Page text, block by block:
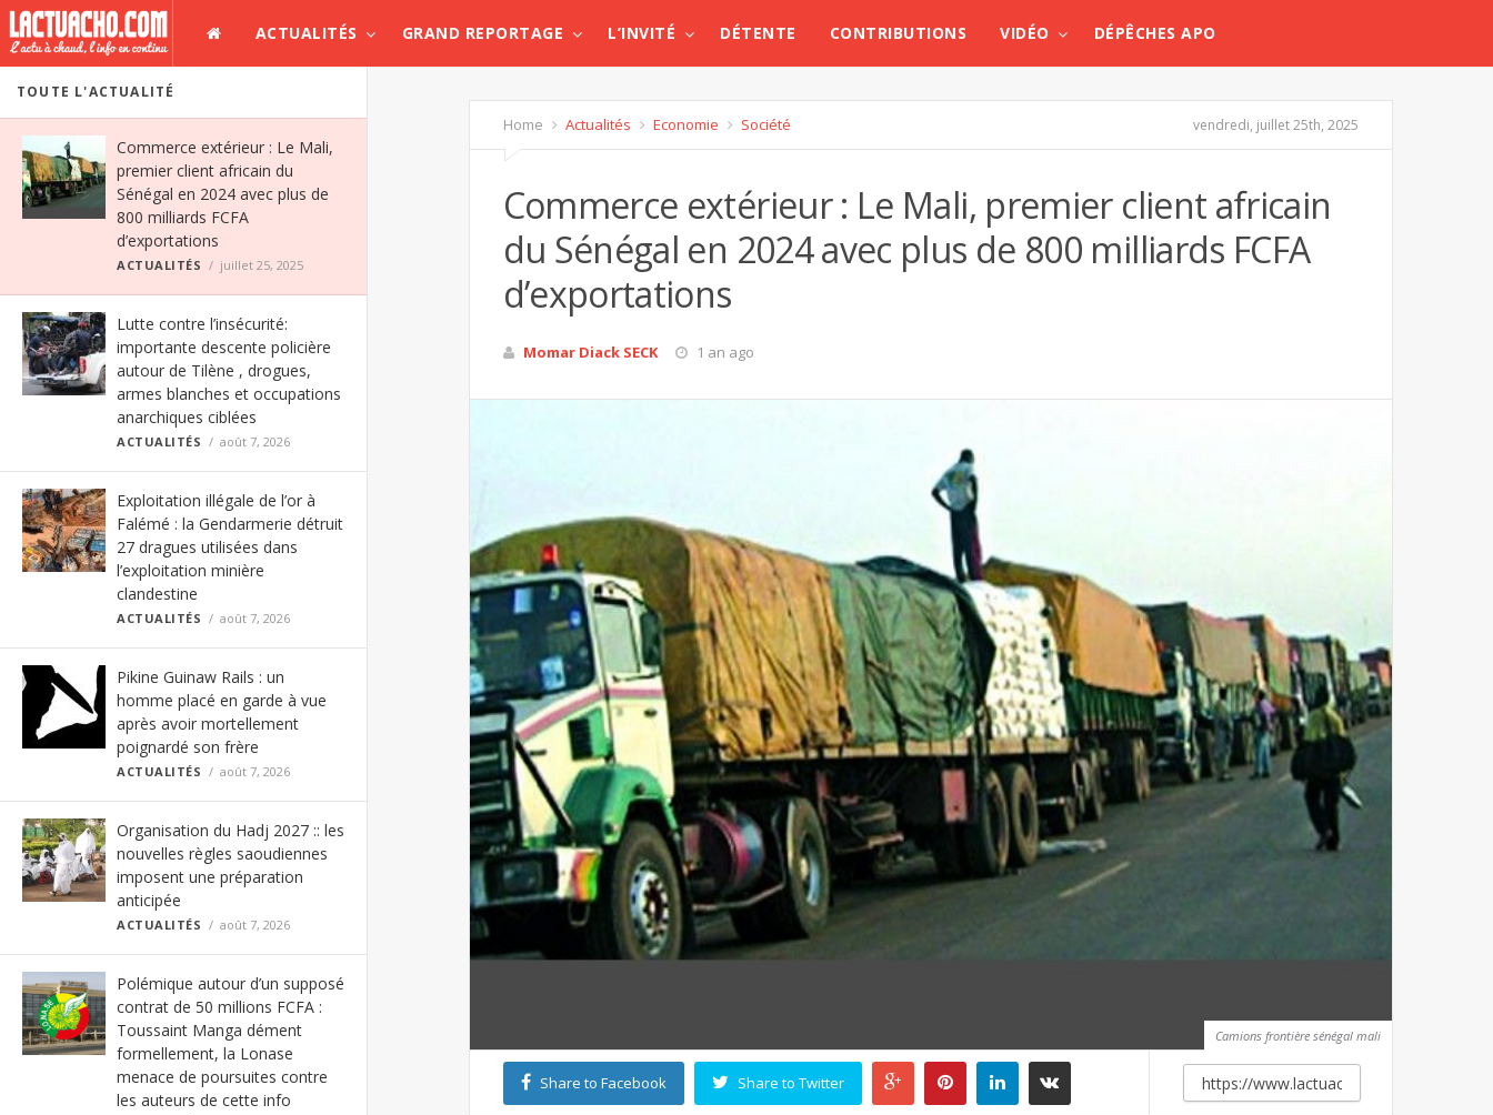
ACTUALITÉS GRAND REPORTAGE L’INVITÉ DÉTENTE CONTRIBUTIONS VIDÉO DÉPÊCHES APO
TOUTE L'ACTUALITÉ
Commerce extérieur : Le Mali,
premier client africain du
Sénégal en 2024 avec plus de
800 milliards FCFA
d’exportations
ACTUALITÉS juillet 25, 2025
Lutte contre l’insécurité:
importante descente policière
autour de Tilène , drogues,
armes blanches et occupations
anarchiques ciblées
ACTUALITÉS août 7, 2026
Exploitation illégale de l’or à
Falémé : la Gendarmerie détruit
27 dragues utilisées dans
l’exploitation minière
clandestine
ACTUALITÉS août 7, 2026
Pikine Guinaw Rails : un
homme placé en garde à vue
après avoir mortellement
poignardé son frère
ACTUALITÉS août 7, 2026
Organisation du Hadj 2027 :: les
nouvelles règles saoudiennes
imposent une préparation
anticipée
ACTUALITÉS août 7, 2026
Polémique autour d’un supposé
contrat de 50 millions FCFA :
Toussaint Manga dément
formellement, la Lonase
menace de poursuites contre
les auteurs de cette info
Home Actualités Economie Société vendredi, juillet 25th, 2025
Commerce extérieur : Le Mali, premier client africain
du Sénégal en 2024 avec plus de 800 milliards FCFA
d’exportations
Momar Diack SECK 1 an ago
Camions frontière sénégal mali
Share to Facebook Share to Twitter